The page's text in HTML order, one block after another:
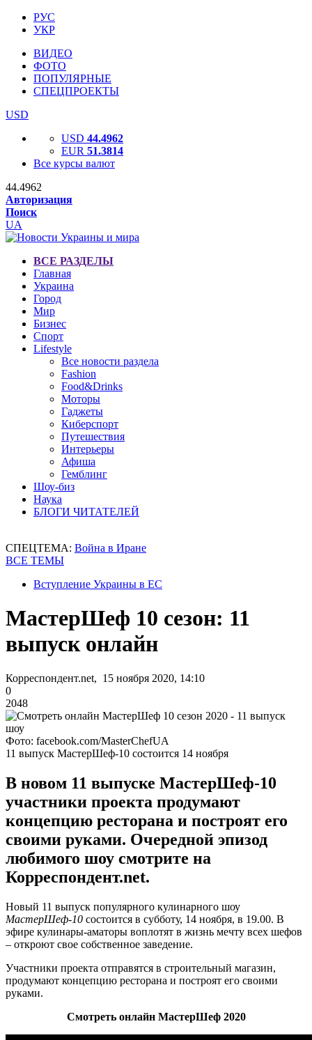
РУС
УКР
ВИДЕО
ФОТО
ПОПУЛЯРНЫЕ
СПЕЦПРОЕКТЫ
USD
USD 44.4962
EUR 51.3814
Все курсы валют
44.4962
Авторизация
Поиск
UA
ВСЕ РАЗДЕЛЫ
Главная
Украина
Город
Мир
Бизнес
Спорт
Lifestyle
Все новости раздела
Fashion
Food&Drinks
Моторы
Гаджеты
Киберспорт
Путешествия
Интерьеры
Афиша
Гемблинг
Шоу-биз
Наука
БЛОГИ ЧИТАТЕЛЕЙ
СПЕЦТЕМА: Война в Иране
ВСЕ ТЕМЫ
Вступление Украины в ЕС
МастерШеф 10 сезон: 11
выпуск онлайн
Корреспондент.net, 15 ноября 2020, 14:10
0
2048
Фото: facebook.com/MasterChefUA
11 выпуск МастерШеф-10 состоится 14 ноября
В новом 11 выпуске МастерШеф-10
участники проекта продумают
концепцию ресторана и построят его
своими руками. Очередной эпизод
любимого шоу смотрите на
Корреспондент.net.
Новый 11 выпуск популярного кулинарного шоу
МастерШеф-10 состоится в субботу, 14 ноября, в 19.00. В
эфире кулинары-аматоры воплотят в жизнь мечту всех шефов
– откроют свое собственное заведение.
Участники проекта отправятся в строительный магазин,
продумают концепцию ресторана и построят его своими
руками.
Смотреть онлайн МастерШеф 2020